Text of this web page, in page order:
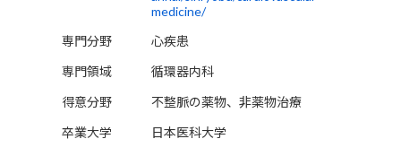
medicine/
専門分野
心疾患
専門領域
循環器内科
得意分野
不整脈の薬物、非薬物治療
卒業大学
日本医科大学